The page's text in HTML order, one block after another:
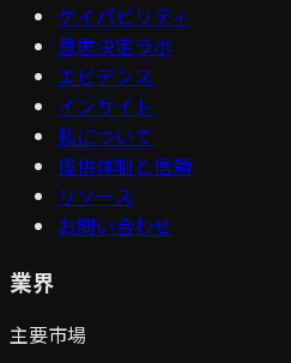
ケイパビリティ
意思決定ラボ
エビデンス
インサイト
私について
提供体制と信頼
リソース
お問い合わせ
業界
主要市場